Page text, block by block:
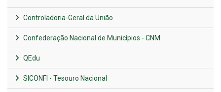
Controladoria-Geral da União
Confederação Nacional de Municípios - CNM
QEdu
SICONFI - Tesouro Nacional